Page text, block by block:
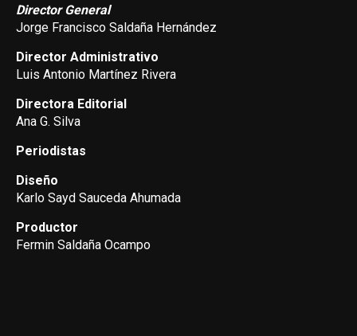
Director General
Jorge Francisco Saldaña Hernández
Director Administrativo
Luis Antonio Martínez Rivera
Directora Editorial
Ana G. Silva
Periodistas
Diseño
Karlo Sayd Sauceda Ahumada
Productor
Fermin Saldaña Ocampo